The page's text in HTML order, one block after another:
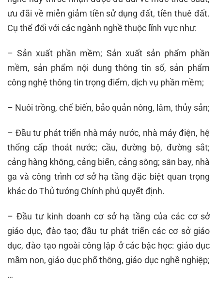
ưu đãi về miễn giảm tiền sử dụng đất, tiền thuê đất.
Cụ thể đối với các ngành nghề thuộc lĩnh vực như:
– Sản xuất phần mềm; Sản xuất sản phẩm phần
mềm, sản phẩm nội dung thông tin số, sản phẩm
công nghệ thông tin trọng điểm, dịch vụ phần mềm;
– Nuôi trồng, chế biến, bảo quản nông, lâm, thủy sản;
– Đầu tư phát triển nhà máy nước, nhà máy điện, hệ
thống cấp thoát nước; cầu, đường bộ, đường sắt;
cảng hàng không, cảng biển, cảng sông; sân bay, nhà
ga và công trình cơ sở hạ tầng đặc biệt quan trọng
khác do Thủ tướng Chính phủ quyết định.
– Đầu tư kinh doanh cơ sở hạ tầng của các cơ sở
giáo dục, đào tạo; đầu tư phát triển các cơ sở giáo
dục, đào tạo ngoài công lập ở các bậc học: giáo dục
mầm non, giáo dục phổ thông, giáo dục nghề nghiệp;
…